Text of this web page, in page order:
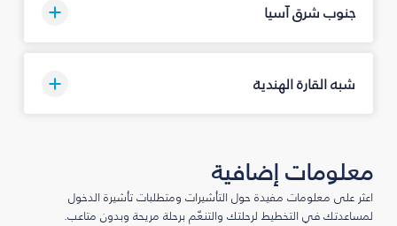
جنوب شرق آسيا
شبه القارة الهندية
معلومات إضافية
اعثر على معلومات مفيدة حول التأشيرات ومتطلبات تأشيرة الدخول
لمساعدتك في التخطيط لرحلتك والتنعّم برحلة مريحة وبدون متاعب.